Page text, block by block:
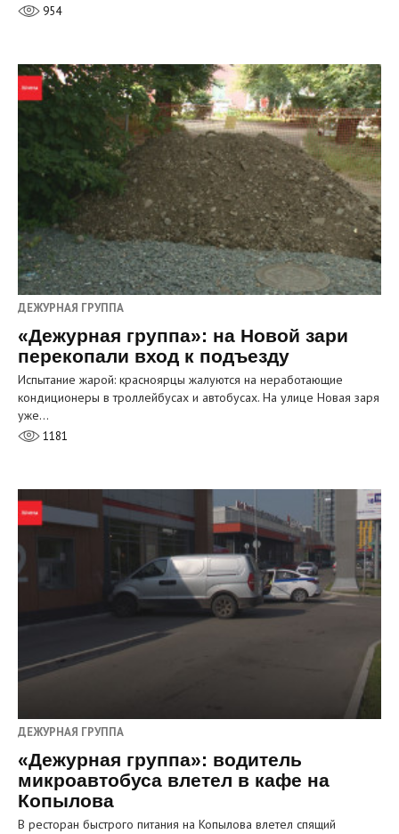
954
ДЕЖУРНАЯ ГРУППА
«Дежурная группа»: на Новой зари
перекопали вход к подъезду
Испытание жарой: красноярцы жалуются на неработающие
кондиционеры в троллейбусах и автобусах. На улице Новая заря
уже…
1181
ДЕЖУРНАЯ ГРУППА
«Дежурная группа»: водитель
микроавтобуса влетел в кафе на
Копылова
В ресторан быстрого питания на Копылова влетел спящий